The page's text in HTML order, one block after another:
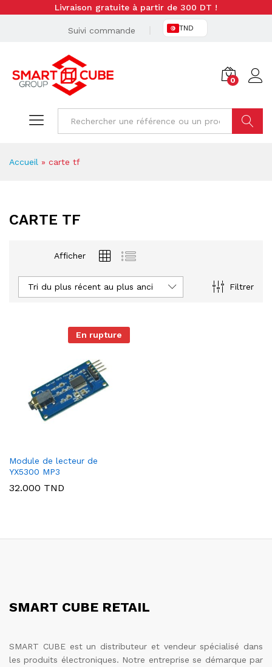
Livraison gratuite à partir de 300 DT !
Suivi commande TND
0
Accueil » carte tf
CARTE TF
Afficher
Filtrer
Tri du plus récent au plus ancien
En rupture
Module de lecteur de
YX5300 MP3
32.000 TND
SMART CUBE RETAIL
SMART CUBE est un distributeur et vendeur spécialisé dans
les produits électroniques. Notre entreprise se démarque par